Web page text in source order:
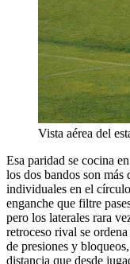
Vista aérea del
Esa paridad se cocina
los dos bandos son más
individuales en el
enganche que filtre
pero los laterales rara
retroceso rival se
de presiones y
distancia que desde